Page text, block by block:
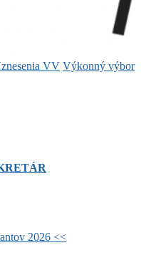
VV Výkonný výbor
2026 <<